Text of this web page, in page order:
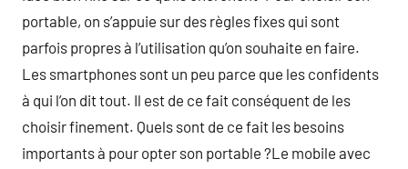
portable, on s’appuie sur des règles fixes qui sont
parfois propres à l’utilisation qu’on souhaite en faire.
Les smartphones sont un peu parce que les confidents
à qui l’on dit tout. Il est de ce fait conséquent de les
choisir finement. Quels sont de ce fait les besoins
importants à pour opter son portable ?Le mobile avec